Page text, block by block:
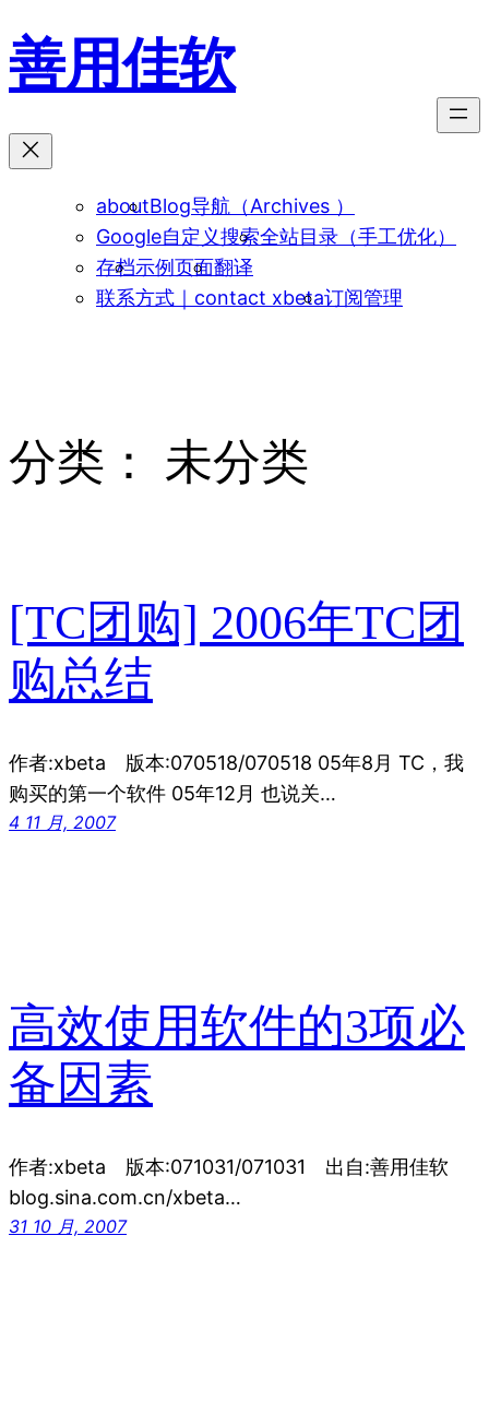
至
内
善用佳软
aboutBlog导航（Archives ）
Google自定义搜索全站目录（手工优化）
存档示例页面翻译
联系方式｜contact xbeta订阅管理
分类： 未分类
[TC团购] 2006年TC团
购总结
作者:xbeta 版本:070518/070518 05年8月 TC，我
购买的第一个软件 05年12月 也说关…
4 11 月, 2007
高效使用软件的3项必
备因素
作者:xbeta 版本:071031/071031 出自:善用佳软
blog.sina.com.cn/xbeta…
31 10 月, 2007